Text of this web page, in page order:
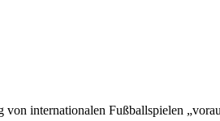
von internationalen Fußballspielen